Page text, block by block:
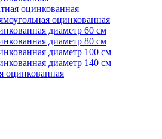
оцинкованная
оцинкованная
диаметр 60 см
диаметр 80 см
диаметр 100 см
диаметр 140 см
оцинкованная